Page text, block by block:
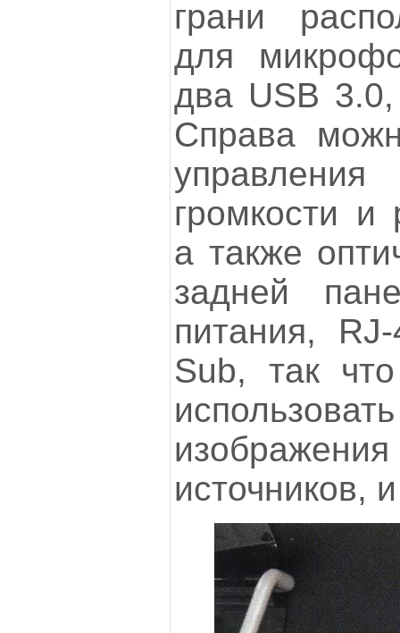
грани
для
два USB
Справа
громкости и
а также
задней
питания,
Sub, так
источников,